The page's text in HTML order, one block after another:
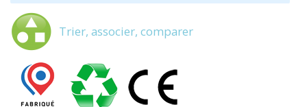
Trier, associer, comparer